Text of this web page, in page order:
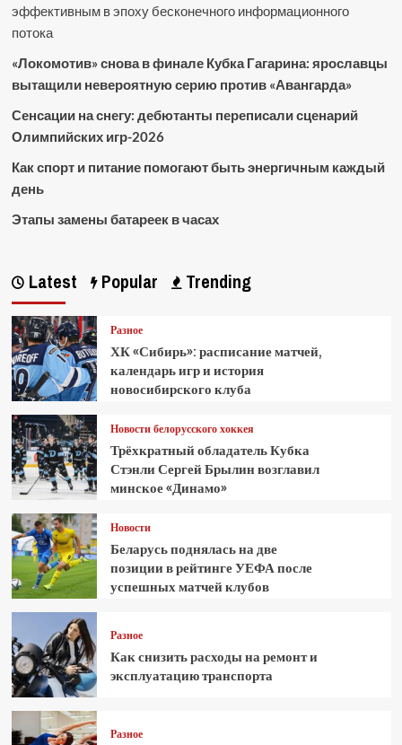
эффективным в эпоху бесконечного информационного
потока
«Локомотив» снова в финале Кубка Гагарина: ярославцы
вытащили невероятную серию против «Авангарда»
Сенсации на снегу: дебютанты переписали сценарий
Олимпийских игр-2026
Как спорт и питание помогают быть энергичным каждый
день
Этапы замены батареек в часах
Latest Popular Trending
Разное
ХК «Сибирь»: расписание матчей,
календарь игр и история
новосибирского клуба
Новости белорусского хоккея
Трёхкратный обладатель Кубка
Стэнли Сергей Брылин возглавил
минское «Динамо»
Новости
Беларусь поднялась на две
позиции в рейтинге УЕФА после
успешных матчей клубов
Разное
Как снизить расходы на ремонт и
эксплуатацию транспорта
Разное